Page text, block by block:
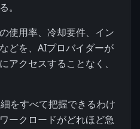
。
使用率、冷却要件、イン
どを、AIプロバイダーが
アクセスすることなく、
をすべて把握できるわけ
ークロードがどれほど急